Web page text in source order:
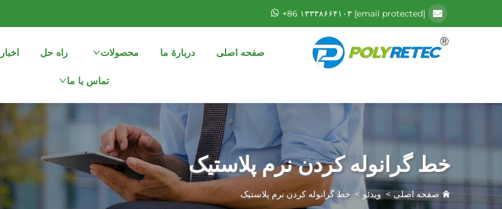
[email protected] +86 ۱۳۳۳۸۶۶۴۱۰۳
صفحه اصلی دربارهٔ ما محصولات راه حل اخبار
تماس با ما
خط گرانوله کردن نرم پلاستیک
صفحه اصلی> ویدئو > خط گرانوله کردن نرم پلاستیک